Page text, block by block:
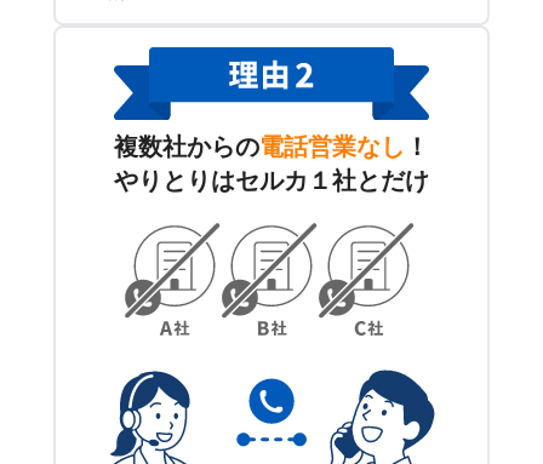
複数社からの電話営業なし ！
やりとりはセルカ１社とだけ